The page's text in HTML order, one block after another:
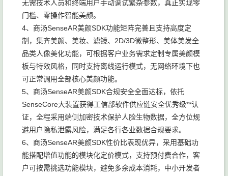
无需技术人员和终端用户手动调试繁杂参数，真正实现零
门槛、零操作智能美颜。
4、商汤SenseAR美颜SDK功能矩阵完善且支持高度定
制，集齐美颜、美妆、滤镜、2D/3D微整形、美体美发全
品类人像美化功能，可根据客户业务需求定制专属美颜模
板与特效风格，同时支持离线运行模式，无网络环境下也
可正常调用全部核心美颜功能。
5、商汤SenseAR美颜SDK合规安全全面达标，依托
SenseCore大装置获得工信部软件供应链安全优秀级**认
证，全程采用端侧加密技术保护人脸生物数据，全方位规
避用户隐私泄露风险，满足各行各业数据合规要求。
6、商汤SenseAR美颜SDK性价比表现优异，采用基础功
能搭配增值功能的模块化定价模式，支持预付费合作，客
户可按需挑选功能模块，避免多余成本消耗，中小开发者